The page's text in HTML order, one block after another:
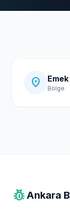
location_on Bölge
pest_control Ankara